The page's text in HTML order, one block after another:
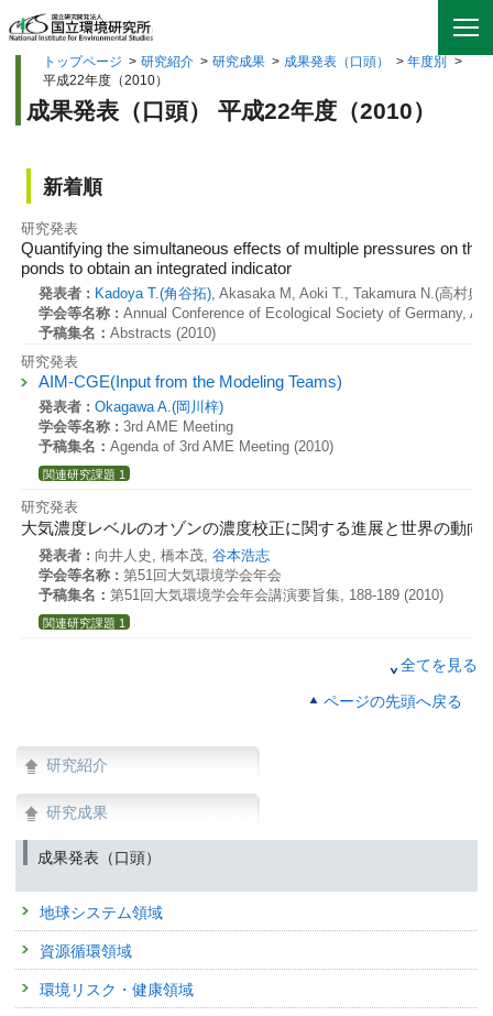
トップページ > 研究紹介 > 研究成果 > 成果発表（口頭） > 年度別
>
平成22年度（2010）
成果発表（口頭） 平成22年度（2010）
新着順
研究発表
Quantifying the simultaneous effects of multiple pressures on the
ponds to obtain an integrated indicator
発表者 : Kadoya T.(角谷拓), Akasaka M, Aoki T., Takamura N.(高村典
学会等名称 : Annual Conference of Ecological Society of Germany,
予稿集名： Abstracts (2010)
研究発表
AIM-CGE(Input from the Modeling Teams)
発表者 : Okagawa A.(岡川梓)
学会等名称 : 3rd AME Meeting
予稿集名： Agenda of 3rd AME Meeting (2010)
関連研究課題 1
研究発表
大気濃度レベルのオゾンの濃度校正に関する進展と世界の動向
発表者 : 向井人史, 橋本茂, 谷本浩志
学会等名称 : 第51回大気環境学会年会
予稿集名： 第51回大気環境学会年会講演要旨集, 188-189 (2010)
関連研究課題 1
全国酸性雨調査(68)-乾性沈着（フィルターパック法による粒子
木戸瑞佳, 藤川和浩, 辻昭博, 武市佳子, 洞崎和徳, 向井人史
予稿集名：第51回大気環境学会年会講演要旨集, 452 (2010)
関連研究課題 1
研究発表
鉛・硫黄同位体比からみる富山県の越境大気汚染
発表者 :溝口俊明, 張勁, 佐竹洋, 向井人史, 村野健太郎, 川崎清人
予稿集名：第51回大気環境学会年会講演要旨集, 461 (2010)
関連研究課題 1
研究発表
北東部太平洋側における降水中の鉛安定同位体比測定
発表者 : 北村洋子, 向井人史
全てを見る
ページの先頭へ戻る
研究紹介
研究成果
成果発表（口頭）
地球システム領域
資源循環領域
環境リスク・健康領域